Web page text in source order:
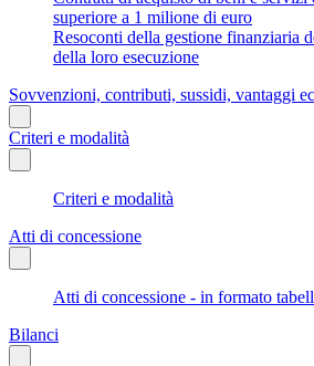
superiore a 1 milione di euro
Resoconti della gestione finanziaria
della loro esecuzione
Sovvenzioni, contributi, sussidi, vantaggi
Criteri e modalità
Criteri e modalità
Atti di concessione
Atti di concessione - in formato
Bilanci